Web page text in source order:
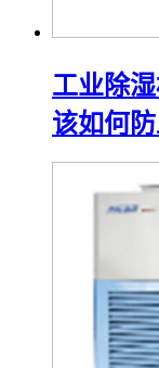
工业除
该如何防